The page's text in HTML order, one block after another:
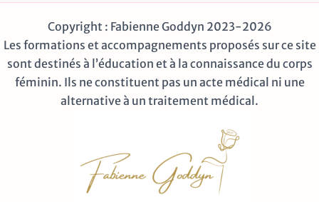
Copyright : Fabienne Goddyn 2023-2026
Les formations et accompagnements proposés sur ce site
sont destinés à l’éducation et à la connaissance du corps
féminin. Ils ne constituent pas un acte médical ni une
alternative à un traitement médical.